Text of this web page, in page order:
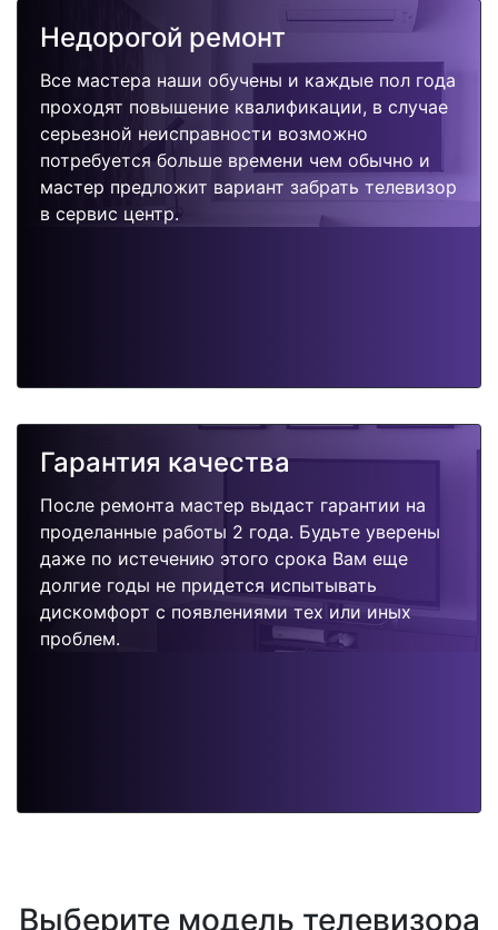
Недорогой ремонт
Все мастера наши обучены и каждые пол года
проходят повышение квалификации, в случае
серьезной неисправности возможно
потребуется больше времени чем обычно и
мастер предложит вариант забрать телевизор
в сервис центр.
Гарантия качества
После ремонта мастер выдаст гарантии на
проделанные работы 2 года. Будьте уверены
даже по истечению этого срока Вам еще
долгие годы не придется испытывать
дискомфорт с появлениями тех или иных
проблем.
Выберите модель телевизора